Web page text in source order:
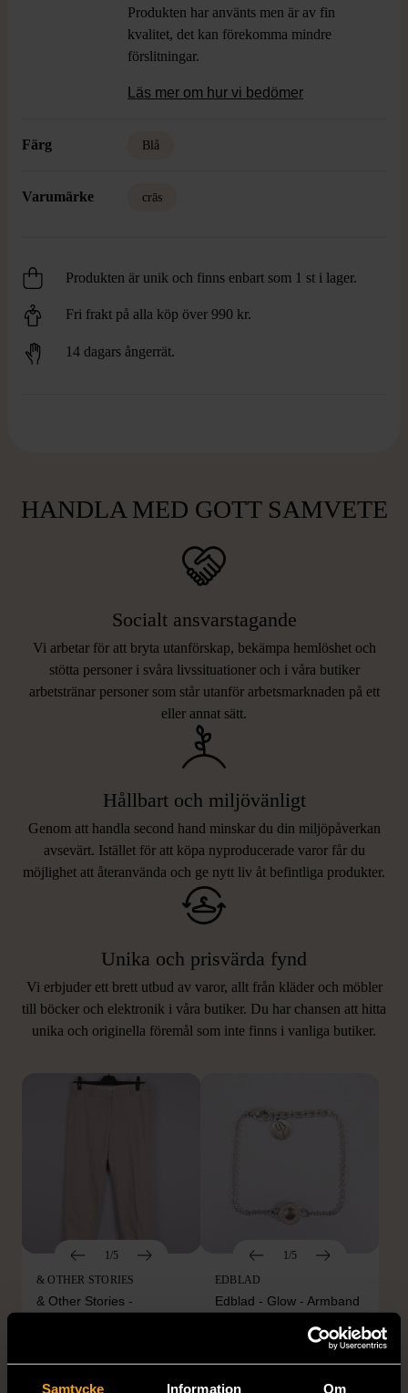
Samtycke Information Om
Produkten har använts men är av fin
kvalitet, det kan förekomma mindre
förslitningar.
Läs mer om hur vi bedömer
Färg Blå
Varumärke crās
Produkten är unik och finns enbart som 1 st i lager.
Fri frakt på alla köp över 990 kr.
14 dagars ångerrät.
HANDLA MED GOTT SAMVETE
Socialt ansvarstagande
Vi arbetar för att bryta utanförskap, bekämpa hemlöshet och
stötta personer i svåra livssituationer och i våra butiker
arbetstränar personer som står utanför arbetsmarknaden på ett
eller annat sätt.
Hållbart och miljövänligt
Genom att handla second hand minskar du din miljöpåverkan
avsevärt. Istället för att köpa nyproducerade varor får du
möjlighet att återanvända och ge nytt liv åt befintliga produkter.
Unika och prisvärda fynd
Vi erbjuder ett brett utbud av varor, allt från kläder och möbler
till böcker och elektronik i våra butiker. Du har chansen att hitta
unika och originella föremål som inte finns i vanliga butiker.
LIKNANDE PRODUKTER
Hitta produkter som påminner om denna
1/5
& OTHER STORIES
& Other Stories -
1/5
EDBLAD
Edblad - Glow - Armband
Mycket gott skick
129 kr